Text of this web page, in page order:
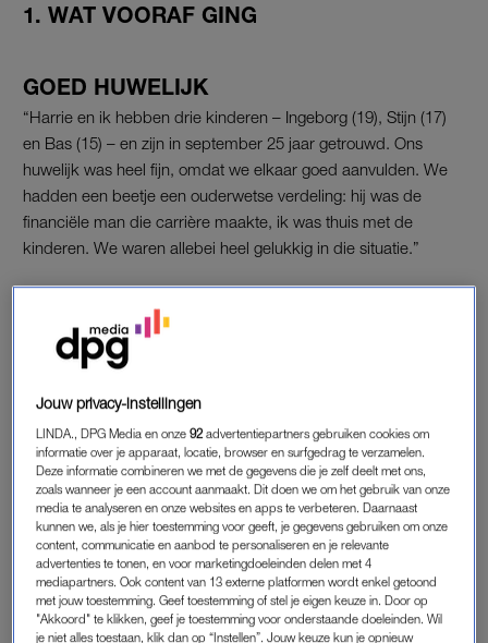
1. WAT VOORAF GING
GOED HUWELIJK
“Harrie en ik hebben drie kinderen – Ingeborg (19), Stijn (17)
en Bas (15) – en zijn in september 25 jaar getrouwd. Ons
huwelijk was heel fijn, omdat we elkaar goed aanvulden. We
hadden een beetje een ouderwetse verdeling: hij was de
financiële man die carrière maakte, ik was thuis met de
kinderen. We waren allebei heel gelukkig in die situatie.”
2. WAT ER GEBEURDE
DE EERSTE TEKENEN
hard met Harrie lachen, maar zijn humor begon te verdwijnen.
Ook zijn spontaniteit nam af. Uitjes, knuffelen, even gek doen:
het werd allemaal minder. Dit terwijl hij zelf aangaf dat het wel
goed met hem ging.”
BAAN OPGEZEGD
“In 2016 veranderde hij steeds meer. Dat jaar zei Harrie ook
Jouw privacy-instellingen
LINDA., DPG Media en onze92 advertentiepartners gebruiken cookies om
informatie over je apparaat, locatie, browser en surfgedrag te verzamelen.
Deze informatie combineren we met de gegevens die je zelf deelt met ons,
zoals wanneer je een account aanmaakt. Dit doen we om het gebruik van onze
media te analyseren en onze websites en apps te verbeteren. Daarnaast
kunnen we, als je hier toestemming voor geeft, je gegevens gebruiken om onze
content, communicatie en aanbod te personaliseren en je relevante
advertenties te tonen, en voor marketingdoeleinden delen met 4
mediapartners. Ook content van 13 externe platformen wordt enkel getoond
met jouw toestemming. Geef toestemming of stel je eigen keuze in. Door op
"Akkoord" te klikken, geef je toestemming voor onderstaande doeleinden. Wil
je niet alles toestaan, klik dan op “Instellen”. Jouw keuze kun je opnieuw